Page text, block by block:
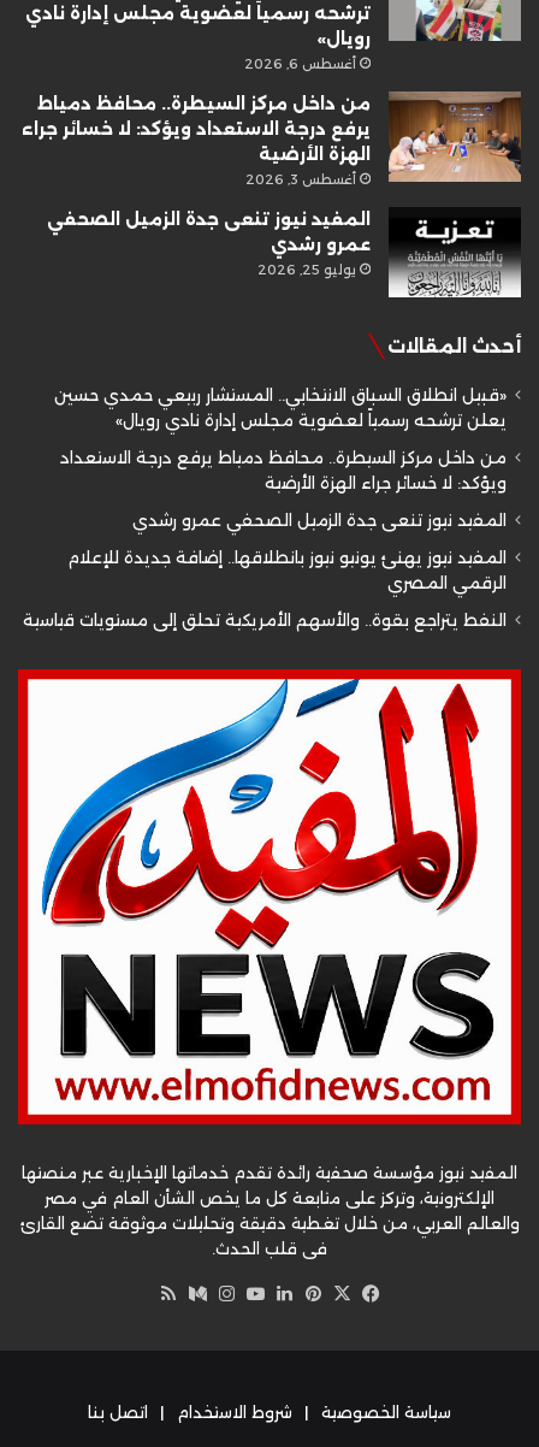
ترشحه رسمياً لعضوية مجلس إدارة نادي
رويال»
أغسطس 6, 2026
من داخل مركز السيطرة.. محافظ دمياط
يرفع درجة الاستعداد ويؤكد: لا خسائر جراء
الهزة الأرضية
أغسطس 3, 2026
المفيد نيوز تنعى جدة الزميل الصحفي
عمرو رشدي
يوليو 25, 2026
أحدث المقالات
«قبيل انطلاق السباق الانتخابي.. المستشار ربيعي حمدي حسين
يعلن ترشحه رسمياً لعضوية مجلس إدارة نادي رويال»
من داخل مركز السيطرة.. محافظ دمياط يرفع درجة الاستعداد
ويؤكد: لا خسائر جراء الهزة الأرضية
المفيد نيوز تنعى جدة الزميل الصحفي عمرو رشدي
المفيد نيوز يهنئ يونيو نيوز بانطلاقها.. إضافة جديدة للإعلام
الرقمي المصري
النفط يتراجع بقوة.. والأسهم الأمريكية تحلق إلى مستويات قياسية
المفيد نيوز مؤسسة صحفية رائدة تقدم خدماتها الإخبارية عبر منصتها
الإلكترونية، وتركز على متابعة كل ما يخص الشأن العام في مصر
والعالم العربي، من خلال تغطية دقيقة وتحليلات موثوقة تضع القارئ
في قلب الحدث.
فيسبوك
‫X بينتيريست
لينكدإن‫YouTube
انستقرام
وسط
سياسة الخصوصية | شروط الاستخدام | اتصل بنا